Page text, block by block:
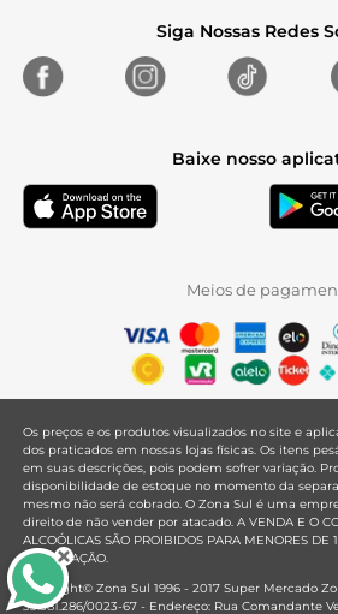
Siga Nossas Redes
Baixe nosso
Meios de
Os preços e os produtos visualizados no site e
dos praticados em nossas lojas físicas. Os itens
em suas descrições, pois podem sofrer variação.
disponibilidade de estoque no momento da
mesmo não será cobrado. O Zona Sul é uma
direito de não vender por atacado. A VENDA E O
ALCOÓLICAS SÃO PROIBIDOS PARA MENORES DE
MODERAÇÃO.
Copyright© Zona Sul 1996 - 2017 Super Mercado
33.381.286/0023-67 - Endereço: Rua Comandante